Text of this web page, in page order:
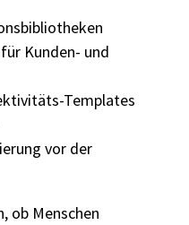
Kunden- und
Templates
vor der
ob Menschen